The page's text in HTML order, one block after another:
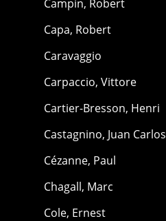
Campin, Robert
Capa, Robert
Caravaggio
Carpaccio, Vittore
Cartier-Bresson, Henri
Castagnino, Juan Carlos
Cézanne, Paul
Chagall, Marc
Cole, Ernest